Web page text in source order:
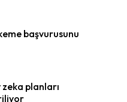
başvurusunu
planları